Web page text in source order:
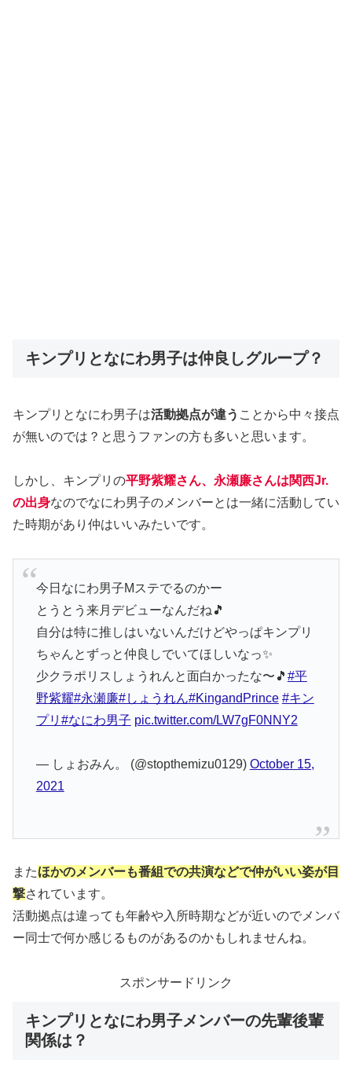
キンプリとなにわ男子は仲良しグループ？
キンプリとなにわ男子は活動拠点が違う ことから中々接点
が無いのでは？と思うファンの方も多いと思います。
しかし、キンプリの平野紫耀さん、永瀬廉さんは関西Jr.
の出身なのでなにわ男子のメンバーとは一緒に活動してい
た時期があり仲はいいみたいです。
今日なにわ男子Mステでるのかー
とうとう来月デビューなんだね🎵
自分は特に推しはいないんだけどやっぱキンプリ
ちゃんとずっと仲良しでいてほしいなっ✨
少クラポリスしょうれんと面白かったな〜🎵 #平
野紫耀#永瀬廉#しょうれん#KingandPrince #キン
プリ #なにわ男子 pic.twitter.com/LW7gF0NNY2
— しょおみん。 (@stopthemizu0129) October 15,
2021
またほかのメンバーも番組での共演などで仲がいい姿が目
撃されています。
活動拠点は違っても年齢や入所時期などが近いのでメンバ
ー同士で何か感じるものがあるのかもしれませんね。
スポンサードリンク
キンプリとなにわ男子メンバーの先輩後輩
関係は？